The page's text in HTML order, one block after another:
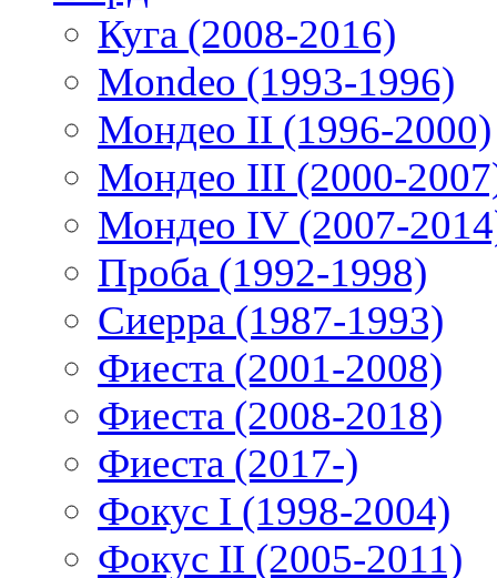
Куга (2008-2016)
Mondeo (1993-1996)
Мондео II (1996-2000)
Мондео III (2000-
Мондео IV (2007-
Проба (1992-1998)
Сиерра (1987-1993)
Фиеста (2001-2008)
Фиеста (2008-2018)
Фиеста (2017-)
Фокус I (1998-2004)
Фокус II (2005-2011)